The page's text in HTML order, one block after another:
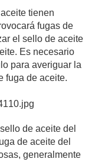
tienen
fugas de
el sello de aceite
Es necesario
para averiguar la
fuga de aceite.
de aceite del
de aceite del
generalmente